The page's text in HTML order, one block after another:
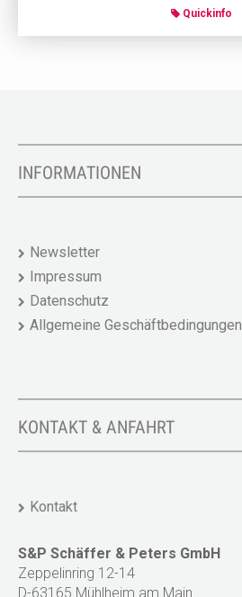
Quickinfo
INFORMATIONEN
Newsletter
Impressum
Datenschutz
Allgemeine Geschäftbedingungen
KONTAKT & ANFAHRT
Kontakt
S&P Schäffer & Peters GmbH
Zeppelinring 12-14
D-63165 Mühlheim am Main